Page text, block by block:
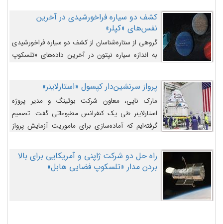
کشف دو سیاره فراخورشیدی در آخرین
نفس‌های «کپلر»
گروهی از ستاره‌شناسان از کشف دو سیاره فراخورشیدی
به اندازه سیاره نپتون در آخرین داده‌های «تلسکوپ
پرواز سرنشین‌دار کپسول «استارلاینر»
مارک ناپی، معاون شرکت بوئینگ و مدیر پروژه
استارلاینر طی یک کنفرانس مطبوعاتی گفت: تصمیم
گرفته‌ایم که آماده‌سازی برای ماموریت آزمایش پرواز
اصلاح کنیم.
راه حل دو شرکت ژاپنی و آمریکایی برای بالا
بردن مدار «تلسکوپ فضایی هابل»